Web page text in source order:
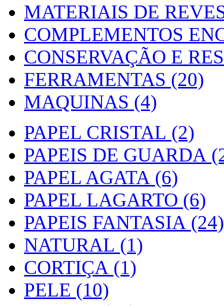
MATERIAIS DE
COMPLEMENTOS
CONSERVAÇÃO E
FERRAMENTAS (20)
MAQUINAS (4)
PAPEL CRISTAL (2)
PAPEIS DE GUARDA
PAPEL AGATA (6)
PAPEL LAGARTO (6)
PAPEIS FANTASIA (24)
NATURAL (1)
CORTIÇA (1)
PELE (10)